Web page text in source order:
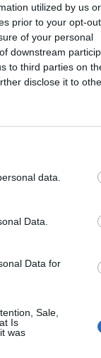
utilized by us or
prior to your opt-
of your personal
downstream
to third parties on
disclose it to
data.
Data.
Data for
Sale,
Is
was
przyniesie także
sięgnie 33 stopni
– w centrum